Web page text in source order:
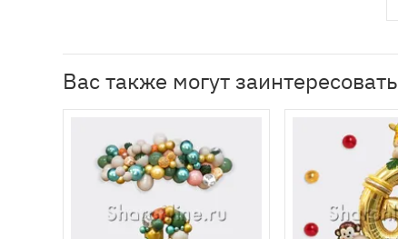
Вас также могут заинтересовать